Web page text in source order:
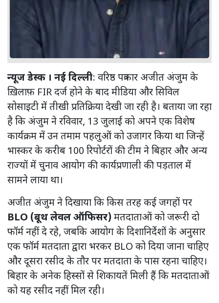
न्यूज डेस्क । नई दिल्ली: वरिष्ठ पत्रकार अजीत अंजुम के
ख़िलाफ़ FIR दर्ज होने के बाद मीडिया और सिविल
सोसाइटी में तीखी प्रतिक्रिया देखी जा रही है। बताया जा रहा
है कि अंजुम ने रविवार, 13 जुलाई को अपने एक विशेष
कार्यक्रम में उन तमाम पहलुओं को उजागर किया था जिन्हें
भास्कर के करीब 100 रिपोर्टरों की टीम ने बिहार और अन्य
राज्यों में चुनाव आयोग की कार्यप्रणाली की पड़ताल में
सामने लाया था।
अजीत अंजुम ने दिखाया कि किस तरह कई जगहों पर
BLO (बूथ लेवल ऑफिसर) मतदाताओं को जरूरी दो
फॉर्म नहीं दे रहे, जबकि आयोग के दिशानिर्देशों के अनुसार
एक फॉर्म मतदाता द्वारा भरकर BLO को दिया जाना चाहिए
और दूसरा रसीद के तौर पर मतदाता के पास रहना चाहिए।
बिहार के अनेक हिस्सों से शिकायतें मिली हैं कि मतदाताओं
को यह रसीद नहीं मिल रही।